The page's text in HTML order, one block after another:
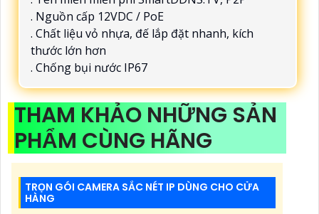
. Nguồn cấp 12VDC / PoE
. Chất liệu vỏ nhựa, đế lắp đặt nhanh, kích
thước lớn hơn
. Chống bụi nước IP67
THAM KHẢO NHỮNG SẢN
PHẨM CÙNG HÃNG
TRỌN GÓI CAMERA SẮC NÉT IP DÙNG CHO CỬA
HÀNG